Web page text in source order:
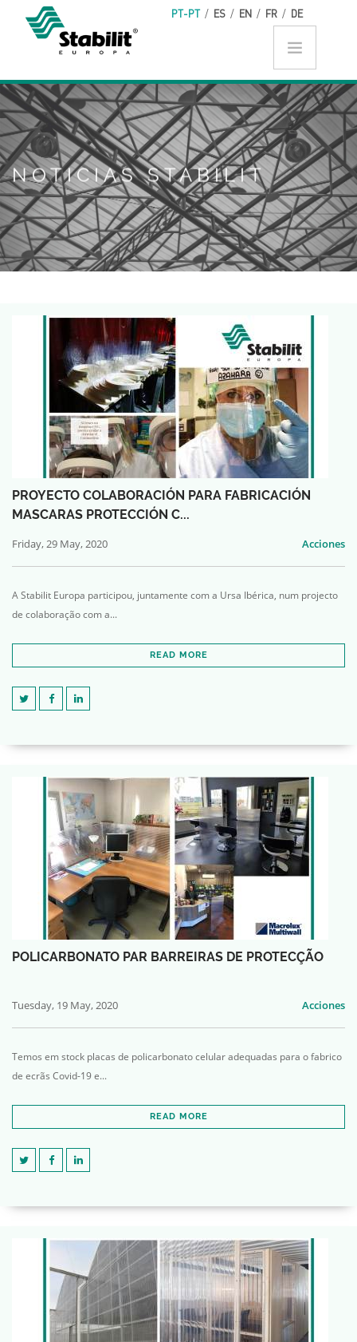
Skip to main content PT-PT / ES / EN / FR / DE
NOTICIAS STABILIT
PROYECTO COLABORACIÓN PARA FABRICACIÓN
MASCARAS PROTECCIÓN C...
Friday, 29 May, 2020 Acciones
A Stabilit Europa participou, juntamente com a Ursa Ibérica, num projecto
de colaboração com a...
READ MORE
POLICARBONATO PAR BARREIRAS DE PROTECÇÃO
Tuesday, 19 May, 2020 Acciones
Temos em stock placas de policarbonato celular adequadas para o fabrico
de ecrãs Covid-19 e...
READ MORE